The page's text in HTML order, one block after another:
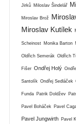
Jirků Miloslav Šindelář
Miroslav Brož
Miroslav Kutílek
Scheinost Monika Barton
Oldřich Semerák Oldřich
Fišer Ondřej Holý
Santolík Ondřej Sedláček
Funda Patrik Doldžev
Pavel Boháček Pavel
Pavel Jungwirth Pavel